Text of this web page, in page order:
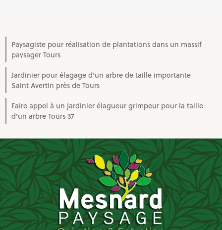
Paysagiste pour réalisation de plantations dans un massif
paysager Tours
Jardinier pour élagage d'un arbre de taille importante
Saint Avertin près de Tours
Faire appel à un jardinier élagueur grimpeur pour la taille
d'un arbre Tours 37